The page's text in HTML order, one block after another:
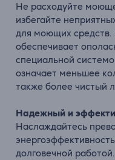
Не расходуйте
избегайте
для моющих
обеспечивает
специальной
означает меньшее
также более чистый
Надежный и
Наслаждайтесь
долговечной